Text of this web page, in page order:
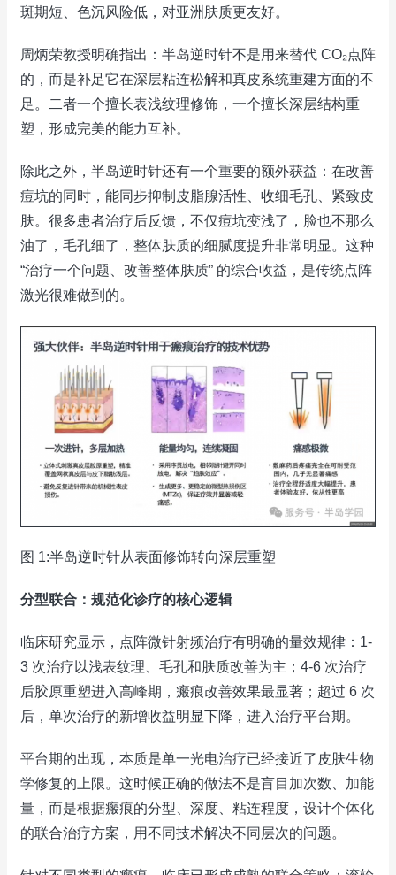
斑期短、色沉风险低，对亚洲肤质更友好。
周炳荣教授明确指出：半岛逆时针不是用来替代 CO₂点阵
的，而是补足它在深层粘连松解和真皮系统重建方面的不
足。二者一个擅长表浅纹理修饰，一个擅长深层结构重
塑，形成完美的能力互补。
除此之外，半岛逆时针还有一个重要的额外获益：在改善
痘坑的同时，能同步抑制皮脂腺活性、收细毛孔、紧致皮
肤。很多患者治疗后反馈，不仅痘坑变浅了，脸也不那么
油了，毛孔细了，整体肤质的细腻度提升非常明显。这种
“治疗一个问题、改善整体肤质” 的综合收益，是传统点阵
激光很难做到的。
图 1:半岛逆时针从表面修饰转向深层重塑
分型联合：规范化诊疗的核心逻辑
临床研究显示，点阵微针射频治疗有明确的量效规律：1-
3 次治疗以浅表纹理、毛孔和肤质改善为主；4-6 次治疗
后胶原重塑进入高峰期，瘢痕改善效果最显著；超过 6 次
后，单次治疗的新增收益明显下降，进入治疗平台期。
平台期的出现，本质是单一光电治疗已经接近了皮肤生物
学修复的上限。这时候正确的做法不是盲目加次数、加能
量，而是根据瘢痕的分型、深度、粘连程度，设计个体化
的联合治疗方案，用不同技术解决不同层次的问题。